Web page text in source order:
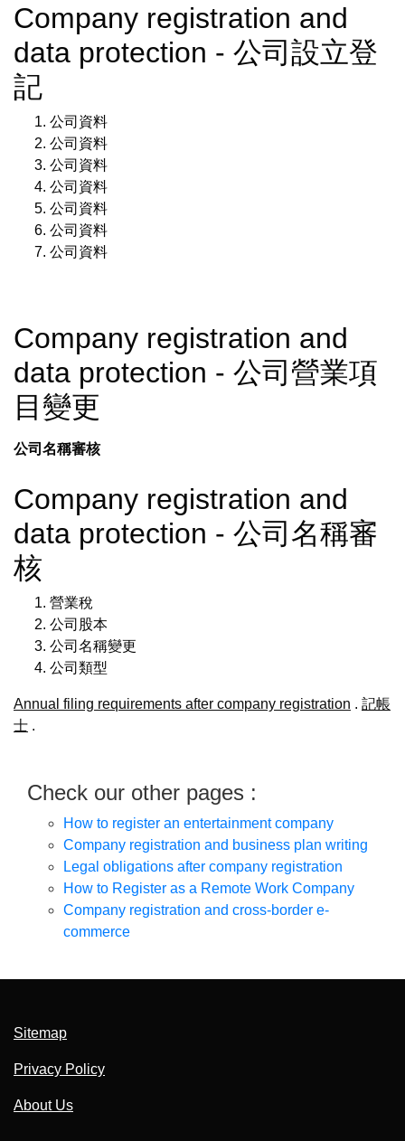
Company registration and
data protection - 公司設立登
記
公司資料
公司資料
公司資料
公司資料
公司資料
公司資料
公司資料
Company registration and
data protection - 公司營業項
目變更
公司名稱審核
Company registration and
data protection - 公司名稱審
核
營業稅
公司股本
公司名稱變更
公司類型
Annual filing requirements after company registration . 記帳
士 .
Check our other pages :
How to register an entertainment company
Company registration and business plan writing
Legal obligations after company registration
How to Register as a Remote Work Company
Company registration and cross-border e-
commerce
Sitemap
Privacy Policy
About Us